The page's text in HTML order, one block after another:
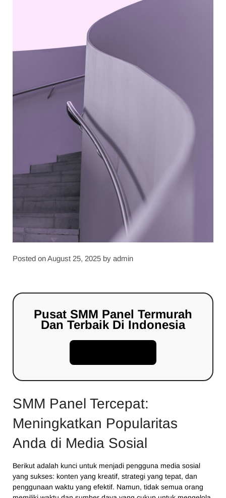
Posted onAugust 25, 2025 by admin
Pusat SMM Panel Termurah
Dan Terbaik Di Indonesia
SMM Panel Tercepat:
Meningkatkan Popularitas
Anda di Media Sosial
Berikut adalah kunci untuk menjadi pengguna media sosial
yang sukses: konten yang kreatif, strategi yang tepat, dan
penggunaan waktu yang efektif. Namun, tidak semua orang